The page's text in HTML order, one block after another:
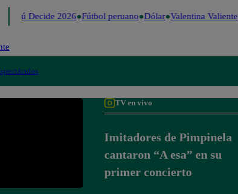
Perú Decide 2026 Fútbol peruano Dólar Valentina Valiente
TV en vivo
Imitadores de Pimpinela
cantaron “A esa” en su
primer concierto